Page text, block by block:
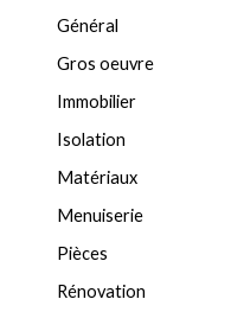
Général
Gros oeuvre
Immobilier
Isolation
Matériaux
Menuiserie
Pièces
Rénovation